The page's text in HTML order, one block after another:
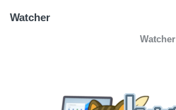
Watcher
Watcher